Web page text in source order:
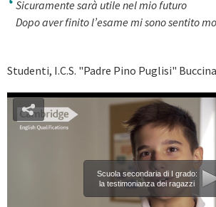
Sicuramente sarà utile nel mio futuro
Dopo aver finito l’esame mi sono sentito
Studenti, I.C.S. "Padre Pino Puglisi"
Scuola secondaria di I grado:
la testimonianza dei ragazzi